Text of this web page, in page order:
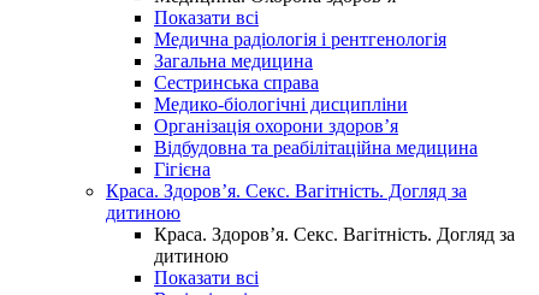
Показати всі
Медична радіологія і рентгенологія
Загальна медицина
Сестринська справа
Медико-біологічні дисципліни
Організація охорони здоров’я
Відбудовна та реабілітаційна медицина
Гігієна
Краса. Здоров’я. Секс. Вагітність. Догляд за
дитиною
Краса. Здоров’я. Секс. Вагітність. Догляд за
дитиною
Показати всі